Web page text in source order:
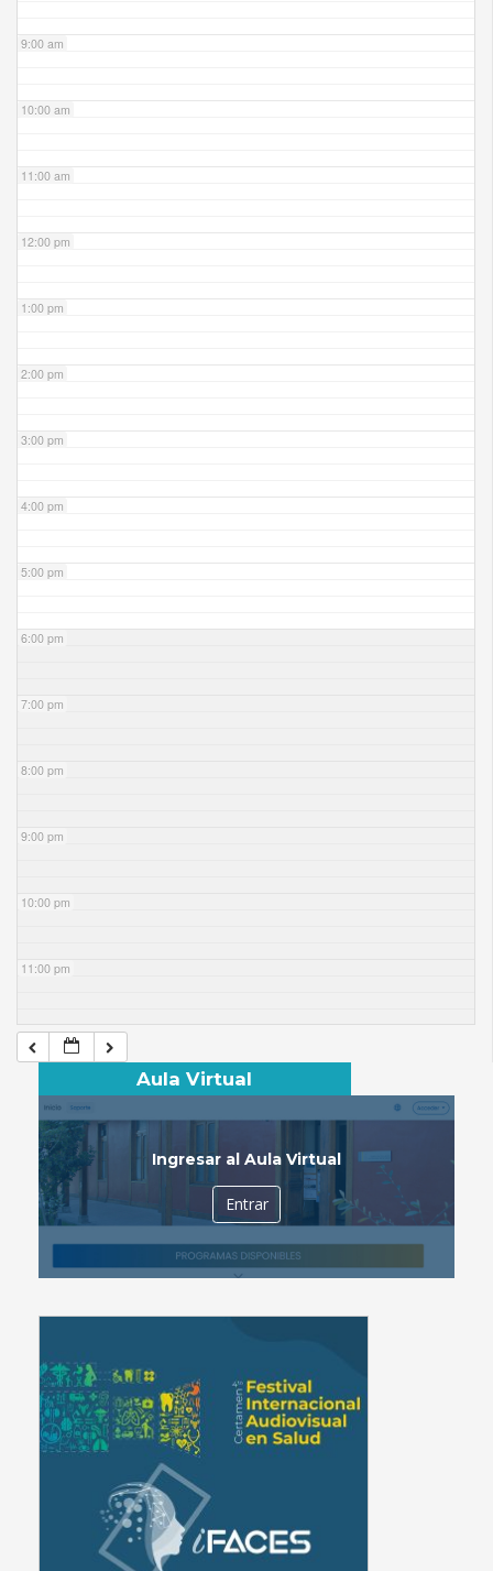
9:00 am
10:00 am
11:00 am
12:00 pm
1:00 pm
2:00 pm
3:00 pm
4:00 pm
5:00 pm
6:00 pm
7:00 pm
8:00 pm
9:00 pm
10:00 pm
11:00 pm
Aula Virtual
Ingresar al Aula Virtual
Entrar